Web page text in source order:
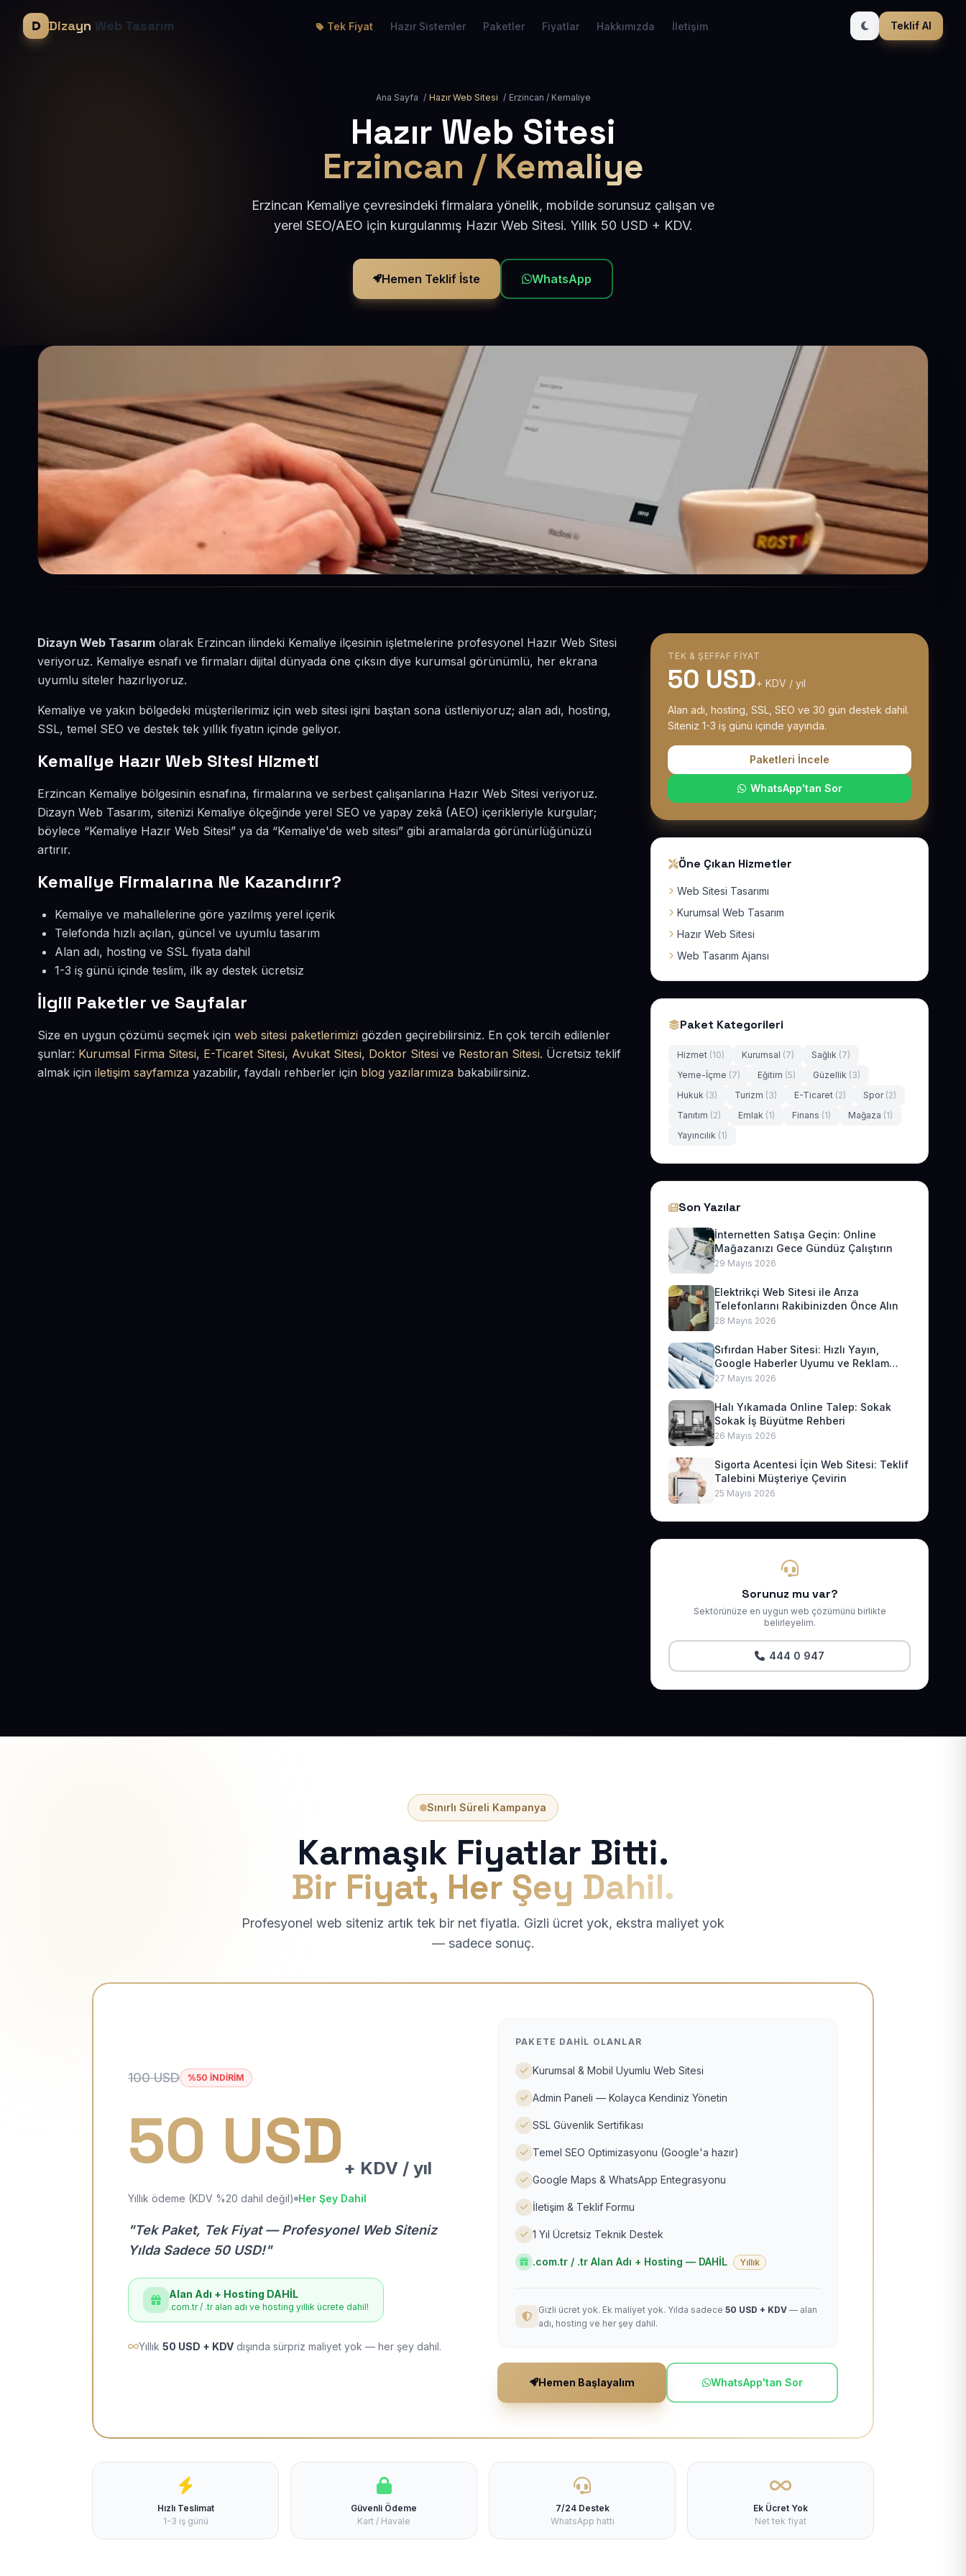
Dizayn Web Tasarım Tek Fiyat Hazır Sistemler Paketler Fiyatlar Hakkımızda İletişim Teklif Al
Ana Sayfa / Hazır Web Sitesi / Erzincan / Kemaliye
Hazır Web Sitesi
Erzincan / Kemaliye
Erzincan Kemaliye çevresindeki firmalara yönelik, mobilde sorunsuz çalışan ve
yerel SEO/AEO için kurgulanmış Hazır Web Sitesi. Yıllık 50 USD + KDV.
Hemen Teklif İste WhatsApp
Dizayn Web Tasarım olarak Erzincan ilindeki Kemaliye ilçesinin işletmelerine profesyonel Hazır Web Sitesi
veriyoruz. Kemaliye esnafı ve firmaları dijital dünyada öne çıksın diye kurumsal görünümlü, her ekrana
uyumlu siteler hazırlıyoruz.
Kemaliye ve yakın bölgedeki müşterilerimiz için web sitesi işini baştan sona üstleniyoruz; alan adı, hosting,
SSL, temel SEO ve destek tek yıllık fiyatın içinde geliyor.
Kemaliye Hazır Web Sitesi Hizmeti
Erzincan Kemaliye bölgesinin esnafına, firmalarına ve serbest çalışanlarına Hazır Web Sitesi veriyoruz.
Dizayn Web Tasarım, sitenizi Kemaliye ölçeğinde yerel SEO ve yapay zekâ (AEO) içerikleriyle kurgular;
böylece “Kemaliye Hazır Web Sitesi” ya da “Kemaliye'de web sitesi” gibi aramalarda görünürlüğünüzü
artırır.
Kemaliye Firmalarına Ne Kazandırır?
Kemaliye ve mahallelerine göre yazılmış yerel içerik
Telefonda hızlı açılan, güncel ve uyumlu tasarım
Alan adı, hosting ve SSL fiyata dahil
1-3 iş günü içinde teslim, ilk ay destek ücretsiz
İlgili Paketler ve Sayfalar
Size en uygun çözümü seçmek için web sitesi paketlerimizi gözden geçirebilirsiniz. En çok tercih edilenler
şunlar: Kurumsal Firma Sitesi, E-Ticaret Sitesi, Avukat Sitesi, Doktor Sitesi ve Restoran Sitesi. Ücretsiz teklif
almak için iletişim sayfamıza yazabilir, faydalı rehberler için blog yazılarımıza bakabilirsiniz.
TEK & ŞEFFAF FIYAT
50 USD+ KDV / yıl
Alan adı, hosting, SSL, SEO ve 30 gün destek dahil.
Siteniz 1-3 iş günü içinde yayında.
Paketleri İncele
WhatsApp'tan Sor
Öne Çıkan Hizmetler
Web Sitesi Tasarımı
Kurumsal Web Tasarım
Hazır Web Sitesi
Web Tasarım Ajansı
Paket Kategorileri
Hizmet (10) Kurumsal (7) Sağlık (7)
Yeme-İçme (7) Eğitim (5) Güzellik (3)
Hukuk (3) Turizm (3) E-Ticaret (2) Spor (2)
Tanıtım (2) Emlak (1) Finans (1) Mağaza (1)
Yayıncılık (1)
Son Yazılar
İnternetten Satışa Geçin: Online
Mağazanızı Gece Gündüz Çalıştırın
29 Mayıs 2026
Elektrikçi Web Sitesi ile Arıza
Telefonlarını Rakibinizden Önce Alın
28 Mayıs 2026
Sıfırdan Haber Sitesi: Hızlı Yayın,
Google Haberler Uyumu ve Reklam
Geliri
27 Mayıs 2026
Halı Yıkamada Online Talep: Sokak
Sokak İş Büyütme Rehberi
26 Mayıs 2026
Sigorta Acentesi İçin Web Sitesi: Teklif
Talebini Müşteriye Çevirin
25 Mayıs 2026
Sorunuz mu var?
Sektörünüze en uygun web çözümünü birlikte
belirleyelim.
444 0 947
Sınırlı Süreli Kampanya
Karmaşık Fiyatlar Bitti.
Bir Fiyat, Her Şey Dahil.
Profesyonel web siteniz artık tek bir net fiyatla. Gizli ücret yok, ekstra maliyet yok
— sadece sonuç.
100 USD %50 İNDİRİM
50 USD + KDV / yıl
Yıllık ödeme (KDV %20 dahil değil) Her Şey Dahil
"Tek Paket, Tek Fiyat — Profesyonel Web Siteniz
Yılda Sadece 50 USD!"
Alan Adı + Hosting DAHİL
.com.tr / .tr alan adı ve hosting yıllık ücrete dahil!
Yıllık 50 USD + KDV dışında sürpriz maliyet yok — her şey dahil.
PAKETE DAHIL OLANLAR
Kurumsal & Mobil Uyumlu Web Sitesi
Admin Paneli — Kolayca Kendiniz Yönetin
SSL Güvenlik Sertifikası
Temel SEO Optimizasyonu (Google'a hazır)
Google Maps & WhatsApp Entegrasyonu
İletişim & Teklif Formu
1 Yıl Ücretsiz Teknik Destek
.com.tr / .tr Alan Adı + Hosting — DAHİL Yıllık
Gizli ücret yok. Ek maliyet yok. Yılda sadece 50 USD + KDV — alan
adı, hosting ve her şey dahil.
Hemen Başlayalım WhatsApp'tan Sor
Hızlı Teslimat
1-3 iş günü
Güvenli Ödeme
Kart / Havale
7/24 Destek
WhatsApp hattı
Ek Ücret Yok
Net tek fiyat